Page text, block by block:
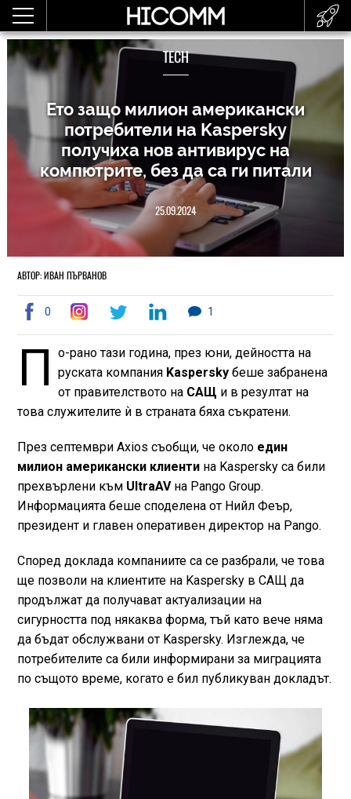
TECH
Ето защо милион американски
потребители на Kaspersky
получиха нов антивирус на
компютрите, без да са ги питали
25.09.2024
АВТОР: ИВАН ПЪРВАНОВ
0 1
П
о-рано тази година, през юни, дейността на
руската компания Kaspersky беше забранена
от правителството на САЩ и в резултат на
това служителите ѝ в страната бяха съкратени.
През септември Axios съобщи, че около един
милион американски клиентина Kaspersky са били
прехвърлени към UltraAVна Pango Group.
Информацията беше споделена от Нийл Феър,
президент и главен оперативен директор на Pango.
Според доклада компаниите са се разбрали, че това
ще позволи на клиентите на Kaspersky в САЩ да
продължат да получават актуализации на
сигурността под някаква форма, тъй като вече няма
да бъдат обслужвани от Kaspersky. Изглежда, че
потребителите са били информирани за миграцията
по същото време, когато е бил публикуван докладът.